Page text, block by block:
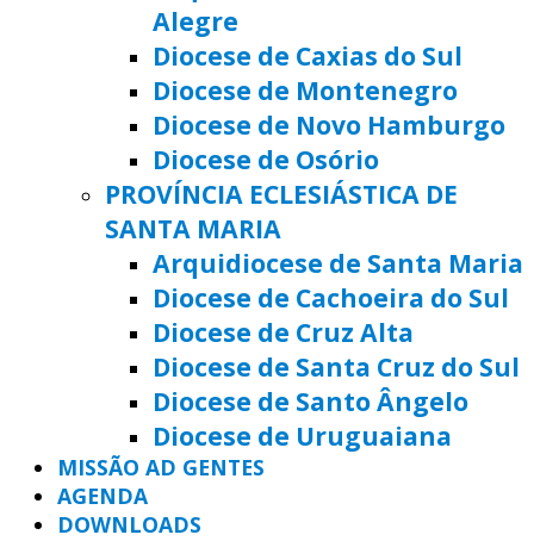
Alegre
Diocese de Caxias do Sul
Diocese de Montenegro
Diocese de Novo Hamburgo
Diocese de Osório
PROVÍNCIA ECLESIÁSTICA DE
SANTA MARIA
Arquidiocese de Santa Maria
Diocese de Cachoeira do Sul
Diocese de Cruz Alta
Diocese de Santa Cruz do Sul
Diocese de Santo Ângelo
Diocese de Uruguaiana
MISSÃO AD GENTES
AGENDA
DOWNLOADS